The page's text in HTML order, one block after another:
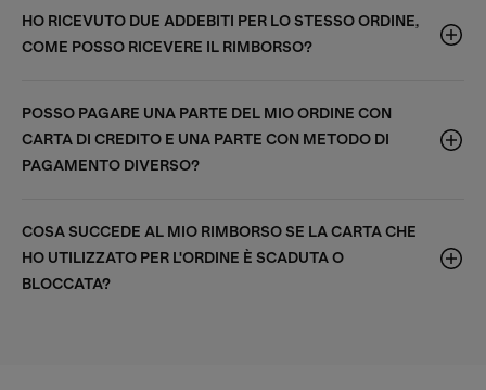
HO RICEVUTO DUE ADDEBITI PER LO STESSO ORDINE,
COME POSSO RICEVERE IL RIMBORSO?
POSSO PAGARE UNA PARTE DEL MIO ORDINE CON
CARTA DI CREDITO E UNA PARTE CON METODO DI
PAGAMENTO DIVERSO?
COSA SUCCEDE AL MIO RIMBORSO SE LA CARTA CHE
HO UTILIZZATO PER L'ORDINE È SCADUTA O
BLOCCATA?